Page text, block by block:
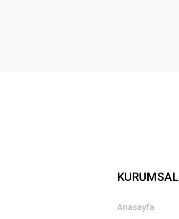
KURUMSAL
Anasayfa